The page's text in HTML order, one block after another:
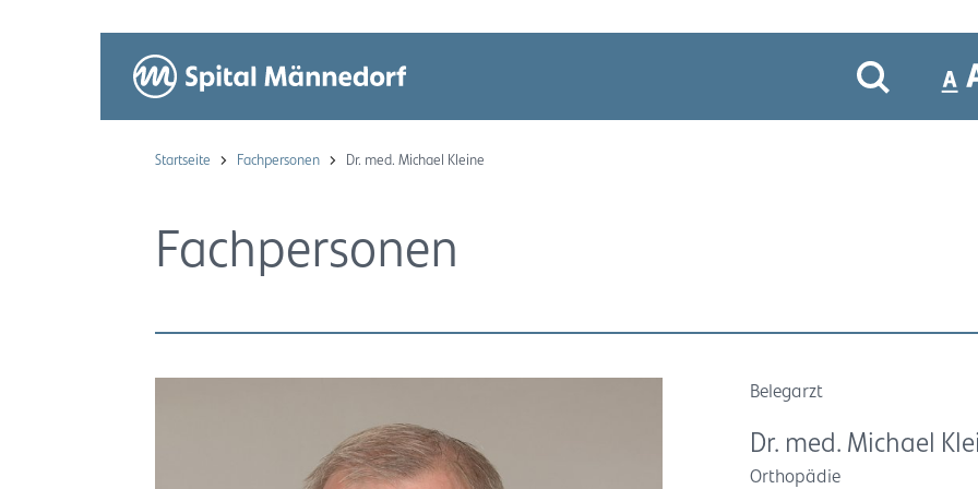
Startseite Fachpersonen Dr. med. Michael Kleine
Fachpersonen
Belegarzt
Dr. med. Michael
Orthopädie